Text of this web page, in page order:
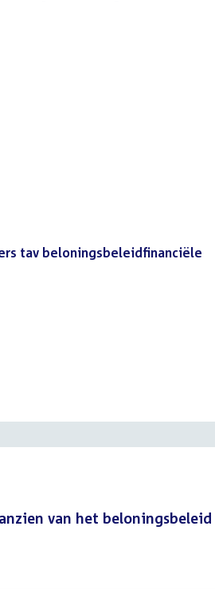
tav beloningsbeleidfinanciële
van het